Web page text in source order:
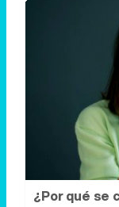
¿Por qué se
La ciencia
contagioso